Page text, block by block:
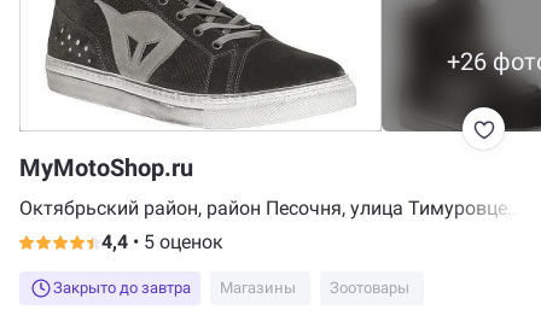
+26
MyMotoShop.ru
Октябрьский район, район Песочня, улица Тимуровцев,
5к1
4,4 • 5 оценок
Закрыто до завтра Магазины Зоотовары